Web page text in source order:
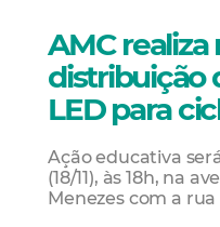
AMC realiza
distribuição
LED para
Ação educativa
(18/11), às 18h, na
Menezes com a